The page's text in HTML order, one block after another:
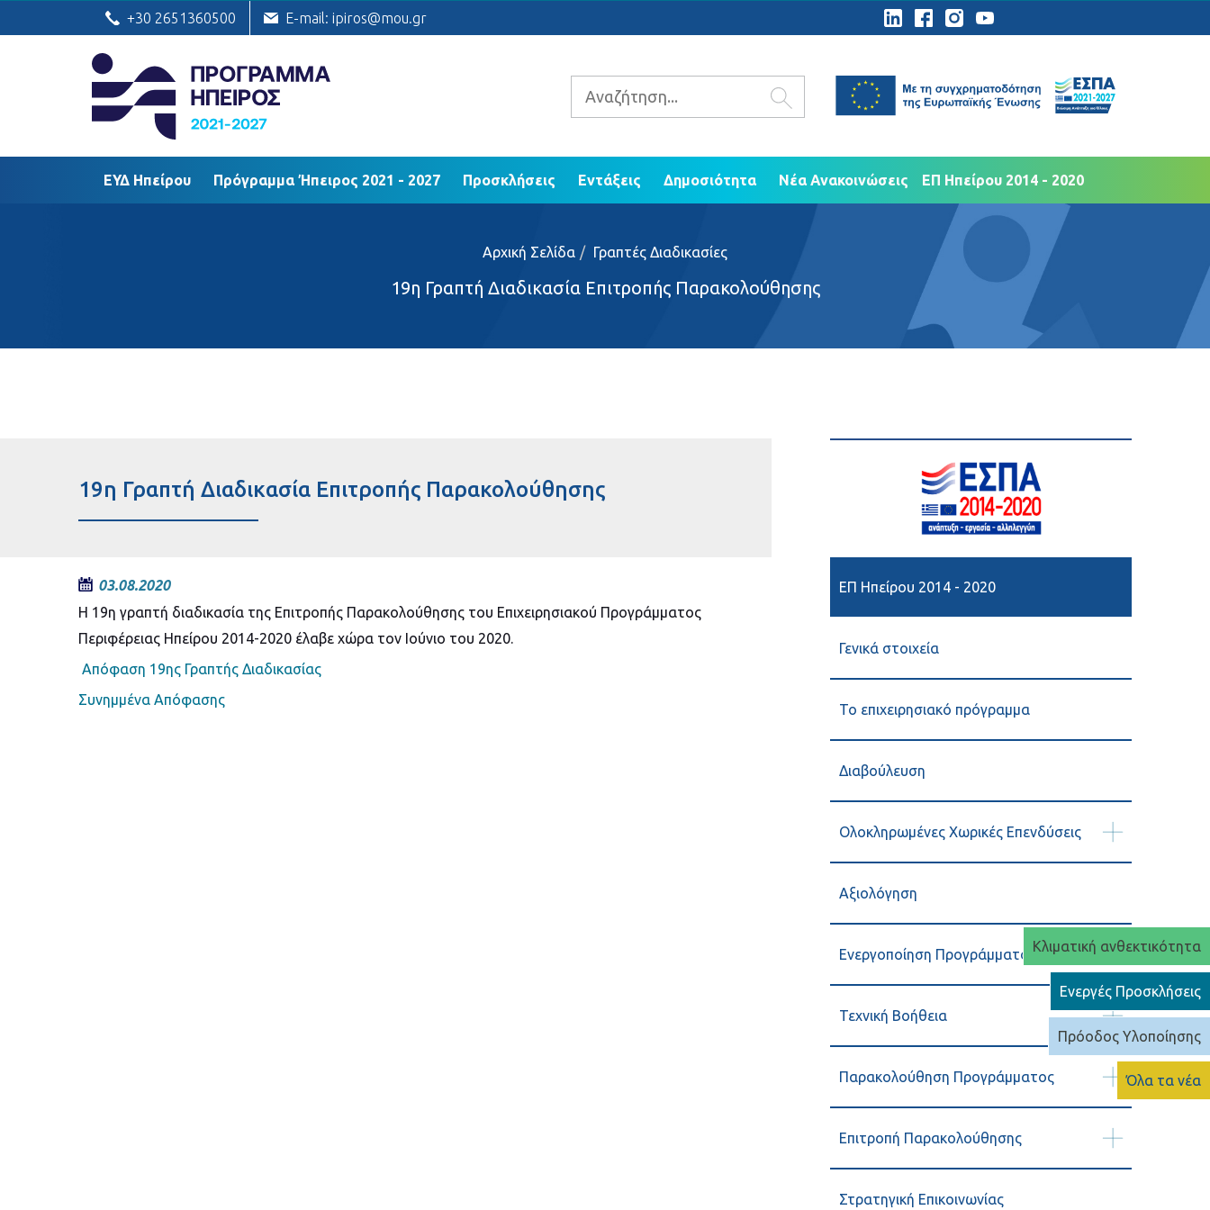
ΕΥΔ Ηπείρου Πρόγραμμα Ήπειρος 2021 - 2027 Δημοσιότητα
Νέα Ανακοινώσεις
Κλιματική ανθεκτικότητα
Ενεργές Προσκλήσεις
Πρόοδος Υλοποίησης
Όλα τα νέα
+30 2651360500 E-mail: ipiros@mou.gr
ΕΥΔ Ηπείρου Πρόγραμμα Ήπειρος 2021 - 2027 Προσκλήσεις Εντάξεις Δημοσιότητα Νέα Ανακοινώσεις ΕΠ Ηπείρου 2014 - 2020
Αρχική Σελίδα Γραπτές Διαδικασίες
19η Γραπτή Διαδικασία Επιτροπής Παρακολούθησης
19η Γραπτή Διαδικασία Επιτροπής Παρακολούθησης
03.08.2020
Η 19η γραπτή διαδικασία της Επιτροπής Παρακολούθησης του Επιχειρησιακού Προγράμματος
Περιφέρειας Ηπείρου 2014-2020 έλαβε χώρα τον Ιούνιο του 2020.
Απόφαση 19ης Γραπτής Διαδικασίας
Συνημμένα Απόφασης
ΕΠ Ηπείρου 2014 - 2020
Γενικά στοιχεία
Το επιχειρησιακό πρόγραμμα
Διαβούλευση
Ολοκληρωμένες Χωρικές Επενδύσεις
Αξιολόγηση
Ενεργοποίηση Προγράμματος
Τεχνική Βοήθεια
Παρακολούθηση Προγράμματος
Επιτροπή Παρακολούθησης
Στρατηγική Επικοινωνίας